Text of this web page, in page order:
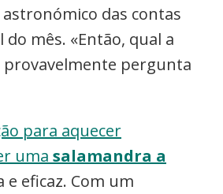
das contas
do mês. «Então, qual a
provavelmente pergunta
para aquecer
uma salamandra a
e eficaz. Com um